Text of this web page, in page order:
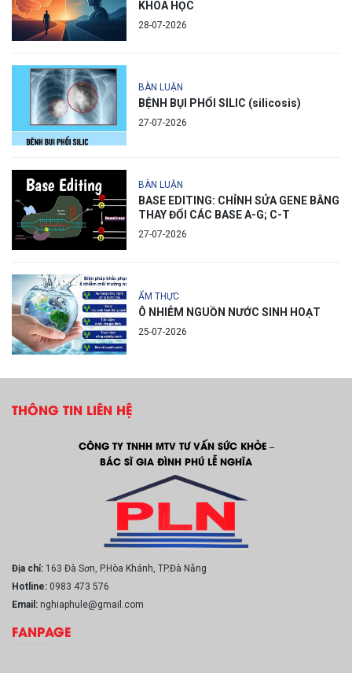
KHOA HỌC
28-07-2026
BÀN LUẬN
BỆNH BỤI PHỔI SILIC (silicosis)
27-07-2026
BÀN LUẬN
BASE EDITING: CHỈNH SỬA GENE BẰNG
THAY ĐỔI CÁC BASE A-G; C-T
27-07-2026
ẨM THỰC
Ô NHIỄM NGUỒN NƯỚC SINH HOẠT
25-07-2026
THÔNG TIN LIÊN HỆ
CÔNG TY TNHH MTV TƯ VẤN SỨC KHỎE –
BÁC SĨ GIA ĐÌNH PHÚ LỄ NGHĨA
Địa chỉ: 163 Đà Sơn, P.Hòa Khánh, TP.Đà Nẵng
Hotline: 0983 473 576
Email: nghiaphule@gmail.com
FANPAGE